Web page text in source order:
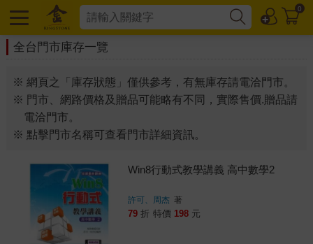
0
全台門市庫存一覽
※ 網頁之「庫存狀態」僅供參考，有無庫存請電洽門市。
※ 門市、網路價格及贈品可能略有不同，實際售價.贈品請
電洽門市。
※ 點擊門市名稱可查看門市詳細資訊。
Win8行動式教學講義 高中數學2
許可、周杰 著
79 折 特價 198 元